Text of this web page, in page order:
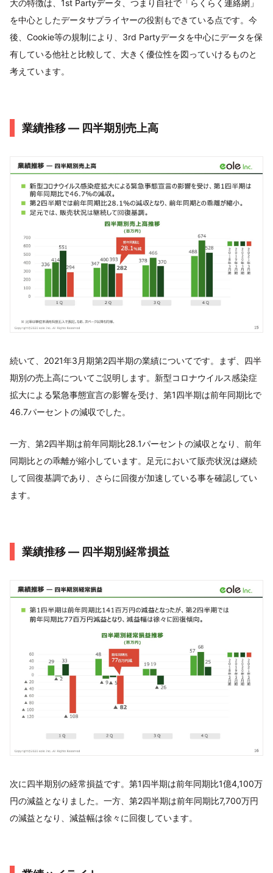
大の特徴は、1st Partyデータ、つまり自社で「らくらく連絡網」
を中心としたデータサプライヤーの役割もできている点です。今
後、Cookie等の規制により、3rd Partyデータを中心にデータを保
有している他社と比較して、大きく優位性を図っていけるものと
考えています。
業績推移 ― 四半期別売上高
続いて、2021年3月期第2四半期の業績についてです。まず、四半
期別の売上高についてご説明します。新型コロナウイルス感染症
拡大による緊急事態宣言の影響を受け、第1四半期は前年同期比で
46.7パーセントの減収でした。
一方、第2四半期は前年同期比28.1パーセントの減収となり、前年
同期比との乖離が縮小しています。足元において販売状況は継続
して回復基調であり、さらに回復が加速している事を確認してい
ます。
業績推移 ― 四半期別経常損益
次に四半期別の経常損益です。第1四半期は前年同期比1億4,100万
円の減益となりました。一方、第2四半期は前年同期比7,700万円
の減益となり、減益幅は徐々に回復しています。